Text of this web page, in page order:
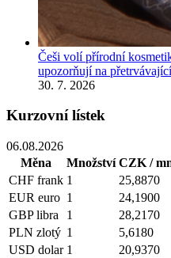
Češi volí přírodní
upozorňují na
30. 7. 2026
Kurzovní lístek
06.08.2026
Měna
Množství CZK /
CHF frank 1 25,8870
EUR euro 1 24,1900
GBP libra 1 28,2170
PLN zlotý 1 5,6180
USD dolar 1 20,9370